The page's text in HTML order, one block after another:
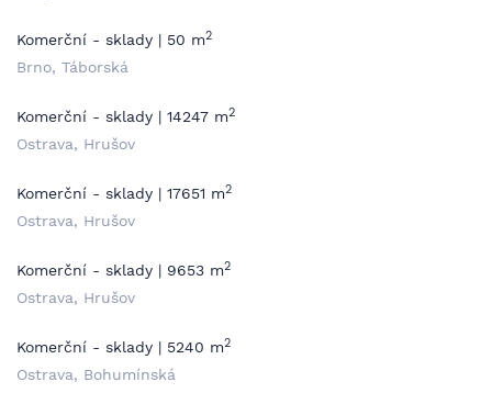
Komerční - sklady | 50 m2
Brno, Táborská
Komerční - sklady | 14247 m2
Ostrava, Hrušov
Komerční - sklady | 17651 m2
Ostrava, Hrušov
Komerční - sklady | 9653 m2
Ostrava, Hrušov
Komerční - sklady | 5240 m2
Ostrava, Bohumínská